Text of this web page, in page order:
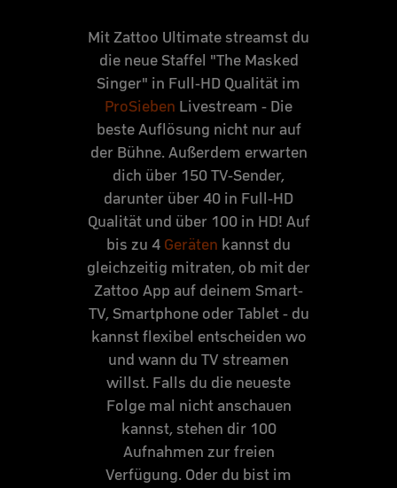
Mit Zattoo Ultimate streamst du
die neue Staffel "The Masked
Singer" in Full-HD Qualität im
ProSieben Livestream - Die
beste Auflösung nicht nur auf
der Bühne. Außerdem erwarten
dich über 150 TV-Sender,
darunter über 40 in Full-HD
Qualität und über 100 in HD! Auf
bis zu 4 Geräten kannst du
gleichzeitig mitraten, ob mit der
Zattoo App auf deinem Smart-
TV, Smartphone oder Tablet - du
kannst flexibel entscheiden wo
und wann du TV streamen
willst. Falls du die neueste
Folge mal nicht anschauen
kannst, stehen dir 100
Aufnahmen zur freien
Verfügung. Oder du bist im